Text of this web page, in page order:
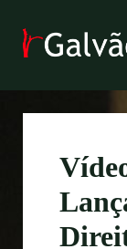
para